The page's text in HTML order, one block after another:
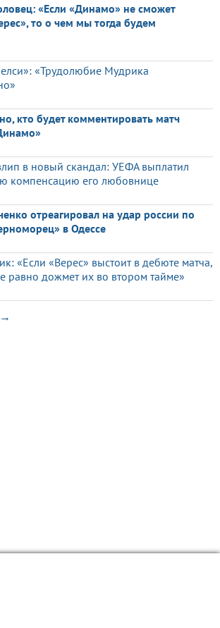
«Если «Динамо» не сможет
то о чем мы тогда будем
«Трудолюбие Мудрика
кто будет комментировать матч
в новый скандал: УЕФА выплатил
компенсацию его любовнице
отреагировал на удар россии по
в Одессе
«Если «Верес» выстоит в дебюте матча,
равно дожмет их во втором тайме»
→